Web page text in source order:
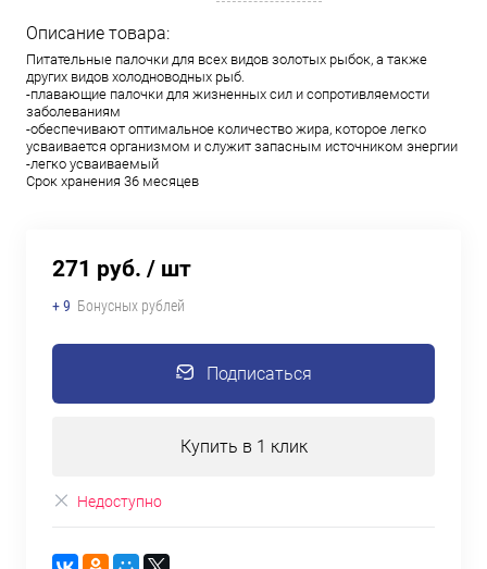
Описание товара:
Питательные палочки для всех видов золотых рыбок, а также
других видов холодноводных рыб.
-плавающие палочки для жизненных сил и сопротивляемости
заболеваниям
-обеспечивают оптимальное количество жира, которое легко
усваивается организмом и служит запасным источником энергии
-легко усваиваемый
Срок хранения 36 месяцев
271 руб. / шт
+ 9 Бонусных рублей
Подписаться
Купить в 1 клик
Недоступно